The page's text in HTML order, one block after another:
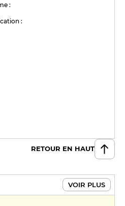
:
:
RETOUR EN HAUT
VOIR PLUS